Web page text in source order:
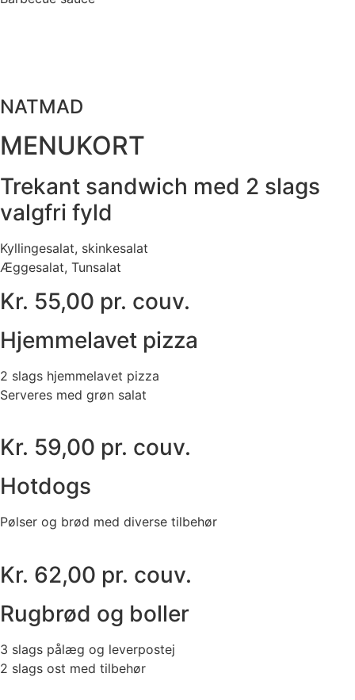
NATMAD
MENUKORT
Trekant sandwich med 2 slags
valgfri fyld
Kyllingesalat, skinkesalat
Æggesalat, Tunsalat
Kr. 55,00 pr. couv.
Hjemmelavet pizza
2 slags hjemmelavet pizza
Serveres med grøn salat
Kr. 59,00 pr. couv.
Hotdogs
Pølser og brød med diverse tilbehør
Kr. 62,00 pr. couv.
Rugbrød og boller
3 slags pålæg og leverpostej
2 slags ost med tilbehør